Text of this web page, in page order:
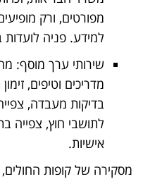
מפורטים, ורק
למידע. פניה לועדות
שירותי ערך מוסף:
מדריכים וטיפים,
בדיקות מעבדה,
לתושבי חוץ, צפייה
אישיות.
מסקירה של קופות